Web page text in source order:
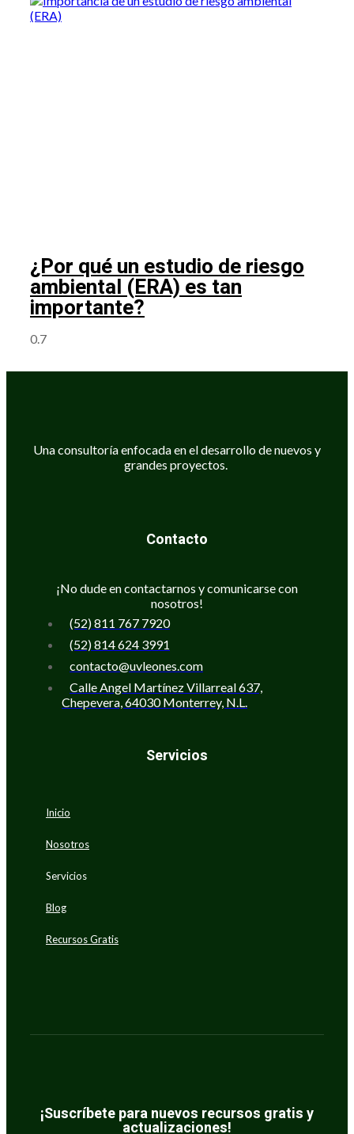
¿Por qué un estudio de riesgo
ambiental (ERA) es tan
importante?
Una consultoría enfocada en el desarrollo de nuevos y
grandes proyectos.
Contacto
¡No dude en contactarnos y comunicarse con
nosotros!
(52) 811 767 7920
(52) 814 624 3991
contacto@uvleones.com
Calle Angel Martínez Villarreal 637,
Chepevera, 64030 Monterrey, N.L.
Servicios
Inicio
Nosotros
Servicios
Blog
Recursos Gratis
¡Suscríbete para nuevos recursos gratis y
actualizaciones!